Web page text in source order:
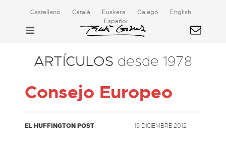
Castellano Català Euskera Galego
English
Español
ARTÍCULOS desde 1978
Consejo Europeo
EL HUFFINGTON POST 19 DICIEMBRE 2012